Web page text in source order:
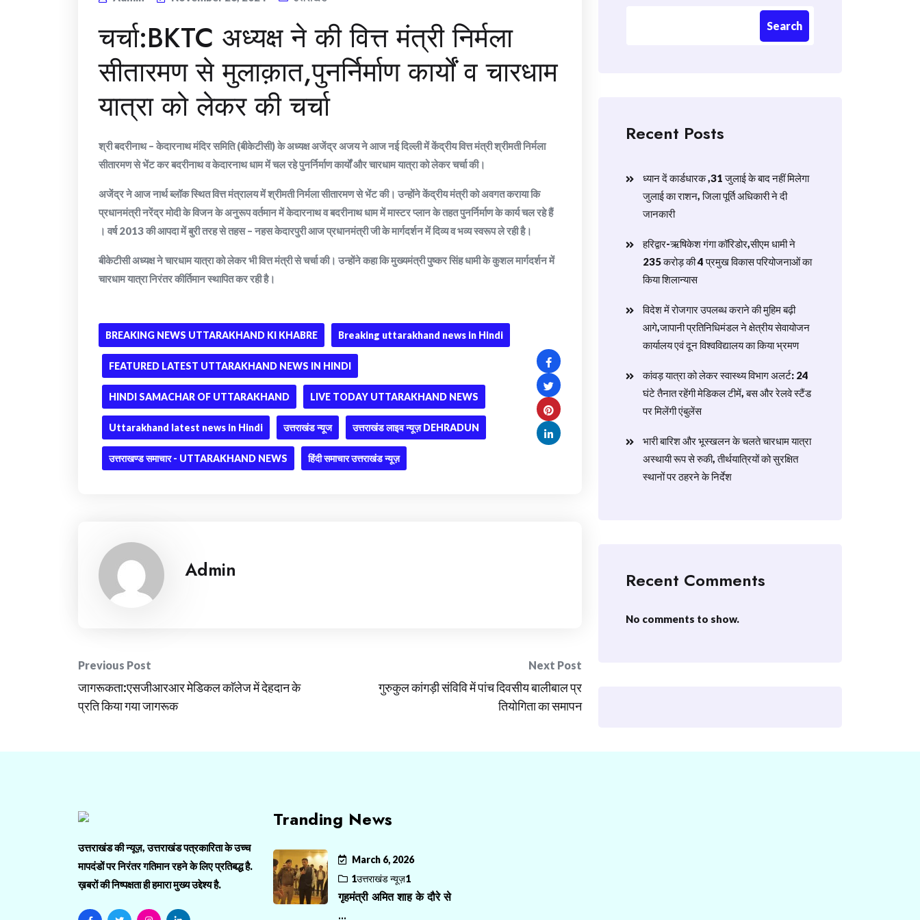
चर्चा:BKTC अध्यक्ष ने की वित्त मंत्री निर्मला
सीतारमण से मुलाक़ात,पुनर्निर्माण कार्यों व चारधाम
यात्रा को लेकर की चर्चा
श्री बदरीनाथ – केदारनाथ मंदिर समिति (बीकेटीसी) के अध्यक्ष अजेंद्र अजय ने आज नई दिल्ली में केंद्रीय वित्त मंत्री श्रीमती निर्मला
सीतारमण से भेंट कर बदरीनाथ व केदारनाथ धाम में चल रहे पुनर्निर्माण कार्यों और चारधाम यात्रा को लेकर चर्चा की।
अजेंद्र ने आज नार्थ ब्लॉक स्थित वित्त मंत्रालय में श्रीमती निर्मला सीतारमण से भेंट की। उन्होंने केंद्रीय मंत्री को अवगत कराया कि
प्रधानमंत्री नरेंद्र मोदी के विजन के अनुरूप वर्तमान में केदारनाथ व बदरीनाथ धाम में मास्टर प्लान के तहत पुनर्निर्माण के कार्य चल रहे हैं
। वर्ष 2013 की आपदा में बुरी तरह से तहस – नहस केदारपुरी आज प्रधानमंत्री जी के मार्गदर्शन में दिव्य व भव्य स्वरूप ले रही है।
बीकेटीसी अध्यक्ष ने चारधाम यात्रा को लेकर भी वित्त मंत्री से चर्चा की। उन्होंने कहा कि मुख्यमंत्री पुष्कर सिंह धामी के कुशल मार्गदर्शन में
चारधाम यात्रा निरंतर कीर्तिमान स्थापित कर रही है।
BREAKING NEWS UTTARAKHAND KI KHABRE Breaking uttarakhand news in Hindi
FEATURED LATEST UTTARAKHAND NEWS IN HINDI
HINDI SAMACHAR OF UTTARAKHAND LIVE TODAY UTTARAKHAND NEWS
Uttarakhand latest news in Hindi उत्तराखंड न्यूज उत्तराखंड लाइव न्यूज़ DEHRADUN
उत्तराखण्ड समाचार - UTTARAKHAND NEWS हिंदी समाचार उत्तराखंड न्यूज़
Admin
Post
navigation
Previous Post
जागरूकता:एसजीआरआर मेडिकल काॅलेज में देहदान के
प्रति किया गया जागरूक
Next Post
गुरुकुल कांगड़ी संविवि में पांच दिवसीय बालीबाल प्र
तियोगिता का समापन
Search
Recent Posts
ध्यान दें कार्डधारक ,31 जुलाई के बाद नहीं मिलेगा
जुलाई का राशन, जिला पूर्ति अधिकारी ने दी
जानकारी
हरिद्वार-ऋषिकेश गंगा कॉरिडोर,सीएम धामी ने
235 करोड़ की 4 प्रमुख विकास परियोजनाओं का
किया शिलान्यास
विदेश में रोजगार उपलब्ध कराने की मुहिम बढ़ी
आगे,जापानी प्रतिनिधिमंडल ने क्षेत्रीय सेवायोजन
कार्यालय एवं दून विश्वविद्यालय का किया भ्रमण
​कांवड़ यात्रा को लेकर स्वास्थ्य विभाग अलर्ट: 24
घंटे तैनात रहेंगी मेडिकल टीमें, बस और रेलवे स्टैंड
पर मिलेंगी एंबुलेंस
​भारी बारिश और भूस्खलन के चलते चारधाम यात्रा
अस्थायी रूप से रुकी, तीर्थयात्रियों को सुरक्षित
स्थानों पर ठहरने के निर्देश
Recent Comments
No comments to show.
उत्तराखंड की न्यूज़, उत्तराखंड पत्रकारिता के उच्च
मापदंडों पर निरंतर गतिमान रहने के लिए प्रतिबद्ध है.
ख़बरों की निष्पक्षता ही हमारा मुख्य उद्देश्य है.
Tranding News
March 6, 2026
1उत्तराखंड न्यूज़1
गृहमंत्री अमित शाह के दौरे से
...